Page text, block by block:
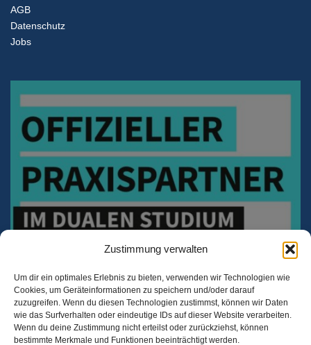
Zustimmung verwalten
Um dir ein optimales Erlebnis zu bieten, verwenden wir Technologien wie
Cookies, um Geräteinformationen zu speichern und/oder darauf
zuzugreifen. Wenn du diesen Technologien zustimmst, können wir Daten
wie das Surfverhalten oder eindeutige IDs auf dieser Website verarbeiten.
Wenn du deine Zustimmung nicht erteilst oder zurückziehst, können
bestimmte Merkmale und Funktionen beeinträchtigt werden.
AGB
Datenschutz
Jobs